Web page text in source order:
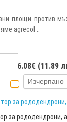
площи против
agrecol ..
6.08€ (11.89
Изчерпано
за рододендрони,